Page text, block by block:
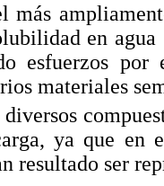
más
en agua
esfuerzos
materiales
ya que en
resultado ser